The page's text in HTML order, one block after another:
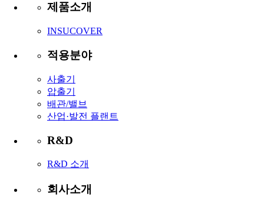
제품소개
INSUCOVER
적용분야
사출기
압출기
배관/밸브
산업·발전 플랜트
R&D
R&D 소개
회사소개